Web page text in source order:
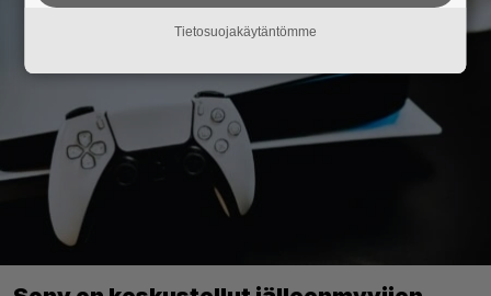
Tietosuojakäytäntömme